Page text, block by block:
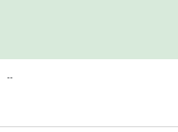
--